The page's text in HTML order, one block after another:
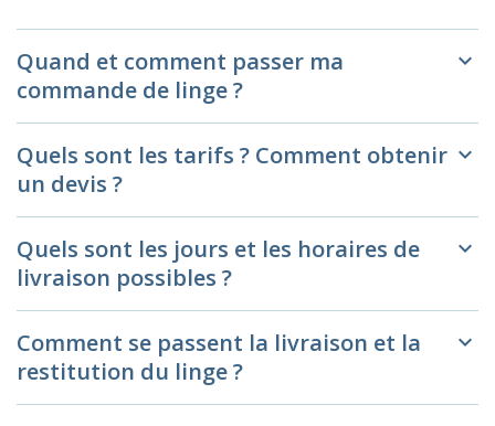
Quand et comment passer ma
commande de linge ?
keyboard_arrow_down
Quels sont les tarifs ? Comment obtenir
un devis ?
keyboard_arrow_down
Quels sont les jours et les horaires de
livraison possibles ?
keyboard_arrow_down
Comment se passent la livraison et la
restitution du linge ?
keyboard_arrow_down